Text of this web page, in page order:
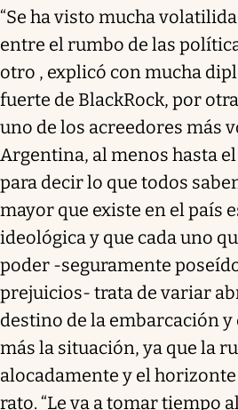
“Se ha visto mucha
entre el rumbo de las
otro , explicó con mucha
fuerte de BlackRock, por
uno de los acreedores más
Argentina, al menos hasta
para decir lo que todos
mayor que existe en el país
ideológica y que cada uno
poder -seguramente
prejuicios- trata de variar
destino de la embarcación
más la situación, ya que la
alocadamente y el horizonte
rato. “Le va a tomar tiempo